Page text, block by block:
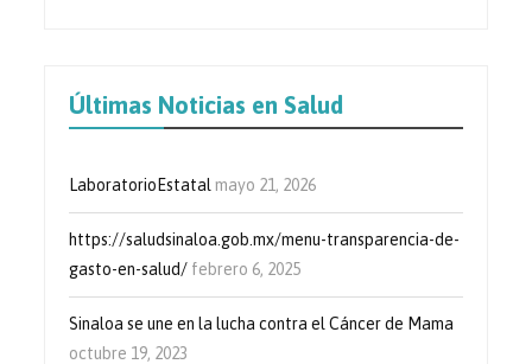
Últimas Noticias en Salud
LaboratorioEstatal mayo 21, 2026
https://saludsinaloa.gob.mx/menu-transparencia-de-
gasto-en-salud/ febrero 6, 2025
Sinaloa se une en la lucha contra el Cáncer de Mama
octubre 19, 2023